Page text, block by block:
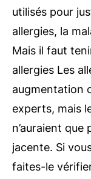
utilisés pour
allergies, la
Mais il faut
allergies Les
augmentation
experts, mais
n’auraient que
jacente. Si
faites-le